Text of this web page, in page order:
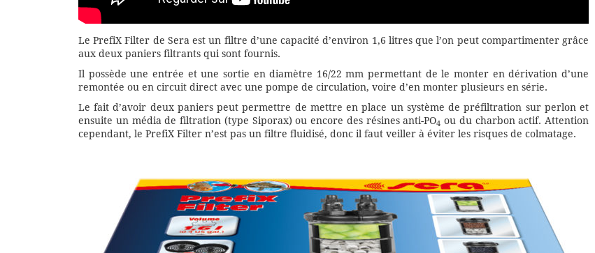
Le PrefiX Filter de Sera est un filtre d’une capacité d’environ 1,6 litres que l’on peut compartimenter grâce
aux deux paniers filtrants qui sont fournis.
Il possède une entrée et une sortie en diamètre 16/22 mm permettant de le monter en dérivation d’une
remontée ou en circuit direct avec une pompe de circulation, voire d’en monter plusieurs en série.
Le fait d’avoir deux paniers peut permettre de mettre en place un système de préfiltration sur perlon et
ensuite un média de filtration (type Siporax) ou encore des résines anti-PO4 ou du charbon actif. Attention
cependant, le PrefiX Filter n’est pas un filtre fluidisé, donc il faut veiller à éviter les risques de colmatage.